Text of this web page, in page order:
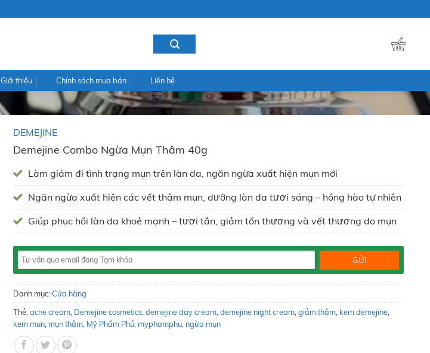
Giới thiệu Chính sách mua bán
Liên hệ
DEMEJINE
Demejine Combo Ngừa Mụn Thâm 40g
Làm giảm đi tình trạng mụn trên làn da, ngăn ngừa xuất hiện mụn mới
Ngăn ngừa xuất hiện các vết thâm mụn, dưỡng làn da tươi sáng – hồng hào tự nhiên
Giúp phục hồi làn da khoẻ mạnh – tươi tắn, giảm tổn thương và vết thương do mụn
Danh mục:Cửa hàng
Thẻ:acne cream Demejine cosmetics demejine day cream demejine night cream giảm thâm kem demejine
kem mun mụn thâm Mỹ Phẩm Phú myphamphu ngừa mụn